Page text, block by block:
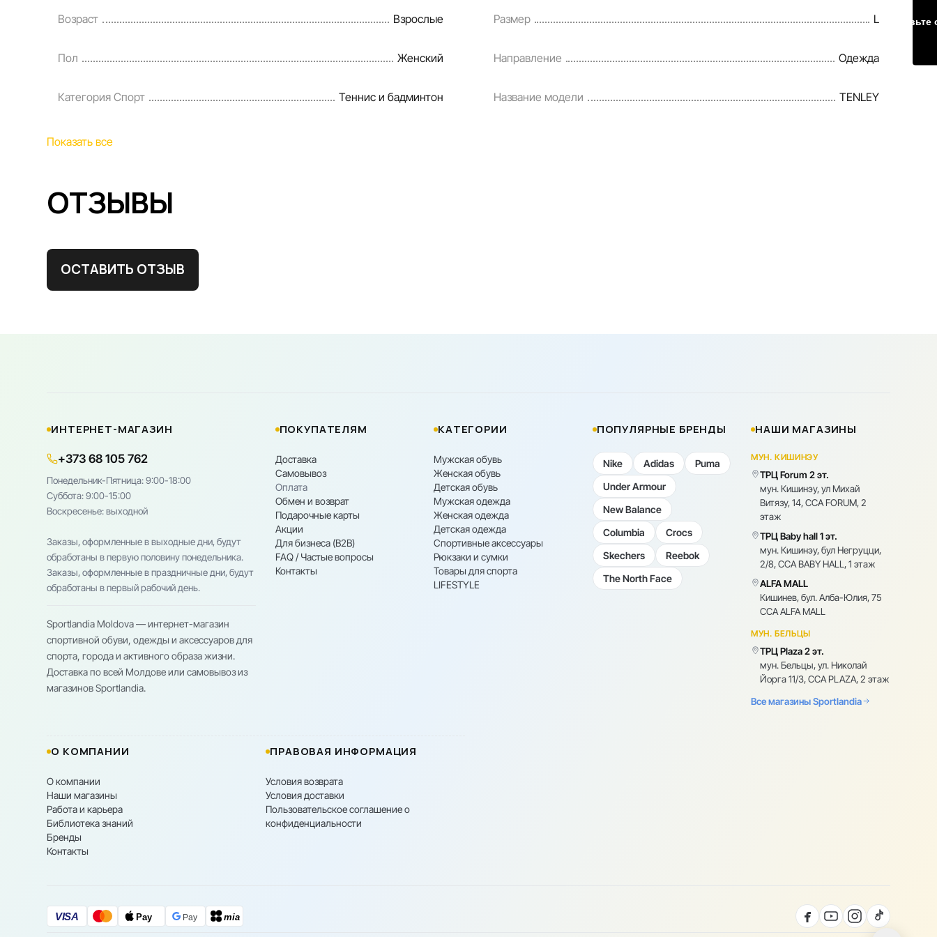
Возраст Взрослые Размер L
Пол Женский Направление Одежда
Категория Спорт Теннис и бадминтон Название модели TENLEY
Показать все
ОТЗЫВЫ
ОСТАВИТЬ ОТЗЫВ
Оставьте
ИНТЕРНЕТ-МАГАЗИН
+373 68 105 762
Понедельник-Пятница: 9:00-18:00
Cуббота: 9:00-15:00
Воскресенье: выходной
Заказы, оформленные в выходные дни, будут
обработаны в первую половину понедельника.
Заказы, оформленные в праздничные дни, будут
обработаны в первый рабочий день.
Sportlandia Moldova — интернет-магазин
спортивной обуви, одежды и аксессуаров для
спорта, города и активного образа жизни.
Доставка по всей Молдове или самовывоз из
магазинов Sportlandia.
ПОКУПАТЕЛЯМ
Доставка
Самовывоз
Оплата
Обмен и возврат
Подарочные карты
Акции
Для бизнеса (B2B)
FAQ / Частые вопросы
Контакты
КАТЕГОРИИ
Мужская обувь
Женская обувь
Детская обувь
Мужская одежда
Женская одежда
Детская одежда
Спортивные аксессуары
Рюкзаки и сумки
Товары для спорта
LIFESTYLE
ПОПУЛЯРНЫЕ БРЕНДЫ
Nike Adidas
Puma
Under Armour
New Balance
Columbia
Crocs
Skechers
Reebok
The North Face
НАШИ МАГАЗИНЫ
МУН. КИШИНЭУ
ТРЦ Forum 2 эт.
мун. Кишинэу, ул Михай
Витязу, 14, CCA FORUM, 2
этаж
ТРЦ Baby hall 1 эт.
мун. Кишинэу, бул Негруцци,
2/8, CCA BABY HALL, 1 этаж
ALFA MALL
Кишинев, бул. Алба-Юлия, 75
CCA ALFA MALL
МУН. БЕЛЬЦЫ
ТРЦ Plaza 2 эт.
мун. Бельцы, ул. Николай
Йорга 11/3, CCA PLAZA, 2 этаж
Все магазины Sportlandia
О КОМПАНИИ
О компании
Наши магазины
Работа и карьера
Библиотека знаний
Бренды
Контакты
ПРАВОВАЯ ИНФОРМАЦИЯ
Условия возврата
Условия доставки
Пользовательское соглашение о
конфиденциальности
VISA Pay Pay mia